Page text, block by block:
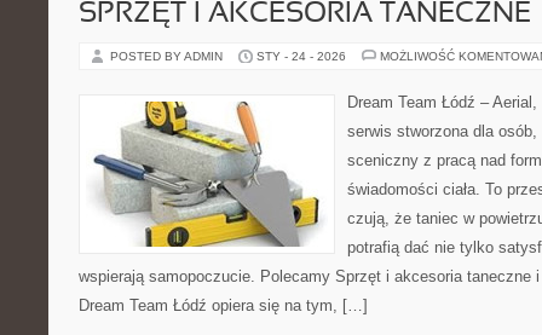
SPRZĘT I AKCESORIA TANECZNE
POSTED BY ADMIN STY - 24 - 2026 MOŻLIWOŚĆ
Dream Team Łódź –
serwis stworzona dla
sceniczny z pracą nad
świadomości ciała. To
czują, że taniec w
potrafią dać nie tylko
wspierają samopoczucie. Polecamy Sprzęt i akcesoria taneczne
Dream Team Łódź opiera się na tym, […]